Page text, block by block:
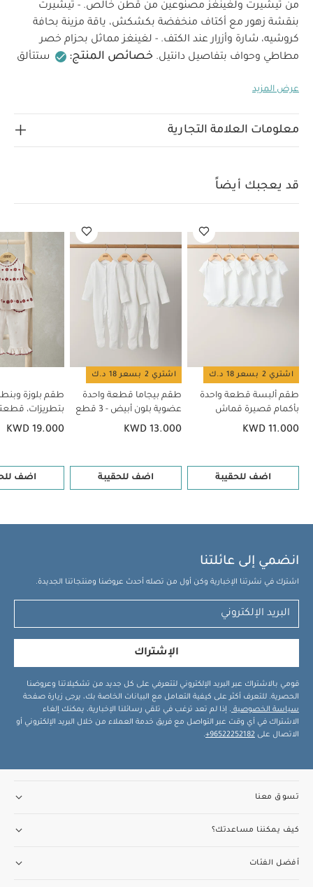
من تيشيرت ولغينغز مصنوعين من قطن خالص. - تيشيرت
بنقشة زهور مع أكتاف منخفضة بكشكش، ياقة مزينة بحافة
كروشيه، شارة وأزرار عند الكتف. - لغينغز مماثل بحزام خصر
مطاطي وحواف بتفاصيل دانتيل. خصائص المنتج:
ستتألق
تيشيرت ولغينغز مصنوعين من قطن خالص. صمم التيشيرت
كروشيه وشارة وأزرار عند الكتف. يتميز اللغينغز المماثل بحزام
تعليمات العناية/الإرشادات:
حرارة 40 درجة مئوية
لا يُنظف تنظيفًا جافًا
تُغسل الألوان الداكنة
منفصلة قد يعجبك أيضاً: طقم ألبسة قطعة واحدة بأكمام قصيرة
قماش عضوي بلون أبيض - 5 قطع
طقم بيجاما قطعة واحدة عضوية
بلون أبيض - 3 قطع
طقم بلوزة وبنطال بتطريزات، قطعتين
كنزة بتطريز
"ليتل سيستر"
طقم بلوزة مخططة مطرزة وسروال داخلي، قطعتين
عرض المزيد
معلومات العلامة التجارية
قد يعجبك أيضاً
اشتري 2 بسعر 18 د.ك
طقم ألبسة قطعة واحدة
بأكمام قصيرة قماش
عضوي بلون أبيض - 5 قطع
KWD 11.000
اضف للحقيبة
اشتري 2 بسعر 18 د.ك
طقم بيجاما قطعة واحدة
عضوية بلون أبيض - 3 قطع
KWD 13.000
اضف للحقيبة
طقم بلوزة
بتطريزات،
KWD 19.000
اضف
انضمي إلى عائلتنا
اشترك في نشرتنا الإخبارية وكن أول من تصله أحدث عروضنا ومنتجاتنا الجديدة.
الإشتراك
قومي بالاشتراك عبر البريد الإلكتروني لتتعرفي على كل جديد من تشكيلاتنا وعروضنا
الحصرية. للتعرف أكثر على كيفية التعامل مع البيانات الخاصة بك، يرجى زيارة صفحة
سياسة الخصوصية . إذا لم تعد ترغب في تلقي رسائلنا الإخبارية، يمكنك إلغاء
الاشتراك في أي وقت عبر التواصل مع فريق خدمة العملاء من خلال البريد الإلكتروني أو
الاتصال على 96522252182+
.
تسوق معنا
كيف يمكننا مساعدتك؟
أفضل الفئات